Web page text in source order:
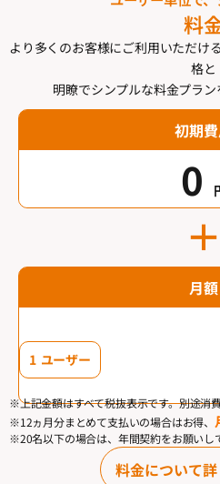
料
より多くのお客様にご利用いただけ
格と
明瞭でシンプルな料金プラン
初期
0
＋
月額
1 ユーザー
※上記金額はすべて税抜表示です。別途消
※12ヵ月分まとめて支払いの場合はお得、
※20名以下の場合は、年間契約をお願いし
料金について